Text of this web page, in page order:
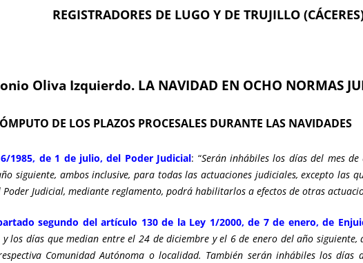
REGISTRADORES DE LUGO Y DE TRUJILLO
Oliva Izquierdo. LA NAVIDAD EN OCHO NORMAS
DE LOS PLAZOS PROCESALES DURANTE LAS NAVIDADES
1985, de 1 de julio, del Poder Judicial: “Serán inhábiles los días del mes
siguiente, ambos inclusive, para todas las actuaciones judiciales, excepto las
Judicial, mediante reglamento, podrá habilitarlos a efectos de otras
segundo del artículo 130 de la Ley 1/2000, de 7 de enero, de
y los días que median entre el 24 de diciembre y el 6 de enero del año
Comunidad Autónoma o localidad. También serán inhábiles los días